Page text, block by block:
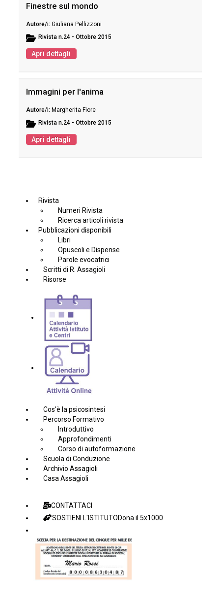
Finestre sul mondo
Giuliana Pellizzoni
Rivista n.24 - Ottobre 2015
Apri dettagli
Immagini per l'anima
Margherita Fiore
Rivista n.24 - Ottobre 2015
Apri dettagli
Rivista
Numeri Rivista
Ricerca articoli rivista
Pubblicazioni disponibili
Libri
Opuscoli e Dispense
Parole evocatrici
Scritti di R. Assagioli
Risorse
Cos'è la psicosintesi
Percorso Formativo
Introduttivo
Approfondimenti
Corso di autoformazione
Scuola di Conduzione
Archivio Assagioli
Casa Assagioli
CONTATTACI
SOSTIENI L'ISTITUTODona il 5x1000